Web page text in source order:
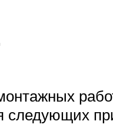
следующих